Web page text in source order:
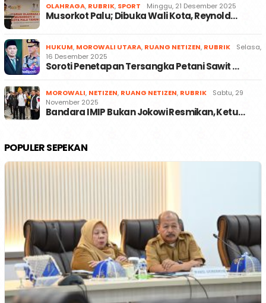
OLAHRAGA, RUBRIK, SPORT Minggu, 21 Desember 2025
Musorkot Palu; Dibuka Wali Kota, Reynold…
HUKUM, MOROWALI UTARA, RUANG NETIZEN, RUBRIK
Selasa,
16 Desember 2025
Soroti Penetapan Tersangka Petani Sawit …
MOROWALI, NETIZEN, RUANG NETIZEN, RUBRIK
Sabtu, 29
November 2025
Bandara IMIP Bukan Jokowi Resmikan, Ketu…
POPULER SEPEKAN